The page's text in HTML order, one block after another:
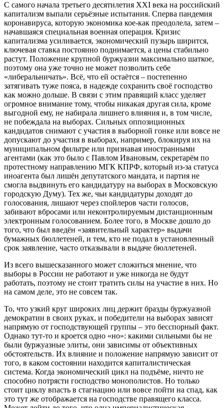
С самого начала третьего десятилетия XXI века на российский
капитализм выпали серьёзные испытания. Сперва пандемия
коронавируса, которую экономика кое-как преодолела, затем –
начавшаяся специальная военная операция. Кризис
капитализма усиливается, экономический пузырь ширится,
ключевая ставка постоянно поднимается, а цены стабильно
растут. Положение крупной буржуазии максимально шаткое,
поэтому она уже точно не может позволить себе
«либеральничать». Всё, что ей остаётся – постепенно
затягивать туже пояса, в надежде сохранить своё господство
как можно дольше. В связи с этим правящий класс уделяет
огромное внимание тому, чтобы никакая другая сила, кроме
выгодной ему, не набирала лишнего влияния и, в том числе,
не побеждала на выборах. Сильных оппозиционных
кандидатов снимают с участия в выборной гонке или вовсе не
допускают до участия в выборах, например, блокируя их на
муниципальном фильтре или признавая иностранными
агентами (как это было с Павлом Ивановым, секретарём по
протестному направлению МГК КПРФ, который из-за статуса
иноагента был лишён депутатского мандата, и партия не
смогла выдвинуть его кандидатуру на выборах в Московскую
городскую Думу). Тех же, чьи кандидатуры доходят до
голосования, лишают через спойлеров части голосов,
забивают вбросами или неконтролируемым дистанционным
электронным голосованием. Более того, в Москве дошло до
того, что был введён «заявительный характер» выдачи
бумажных бюллетеней, и тем, кто не подал в установленный
срок заявление, часто отказывали в выдаче бюллетеней.
Из всего вышесказанного может сложиться мнение, что
выборы в России не работают и уже никогда не будут
работать, поэтому не стоит тратить силы на участие в них. Но
на самом деле, это не совсем так.
То, что узкий круг широких лиц держит бразды буржуазной
демократии в своих руках, и победители на выборах зависят
напрямую от господствующей группы – это бесспорный факт.
Однако тут-то и кроется одно «но»: какими сильными бы не
были буржуазные элиты, они зависимы от объективных
обстоятельств. Их влияние и положение напрямую зависит от
того, в каком состоянии находится капиталистическая
система. Когда экономический цикл на подъёме, ничто не
способно потрясти господство монополистов. Но только
стоит циклу впасть в стагнацию или вовсе пойти на спад, как
это тут же отображается на господстве правящего класса.